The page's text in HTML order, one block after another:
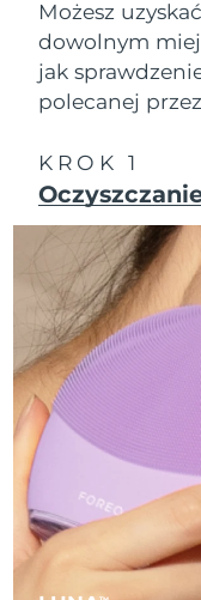
Możesz
dowolnym
jak
polecanej
TM
KROK 1
Izrael
Japonia
Jersey
Kazachstan
Kuwejt
Łotwa
Liban